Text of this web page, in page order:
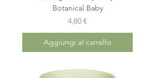
Botanical Baby
Prezzo
4,80 €
Aggiungi al carrello